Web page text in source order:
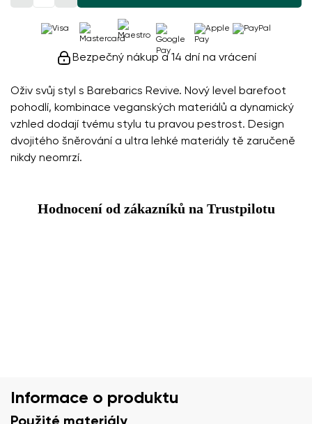
Oživ svůj styl s Barebarics Revive. Nový level barefoot
pohodlí, kombinace veganských materiálů a dynamický
vzhled dodají tvému stylu tu pravou pestrost. Design
dvojitého šněrování a ultra lehké materiály tě zaručeně
nikdy neomrzí.
Bezpečný nákup a 14 dní na vrácení
Hodnocení od zákazníků na Trustpilotu
Informace o produktu